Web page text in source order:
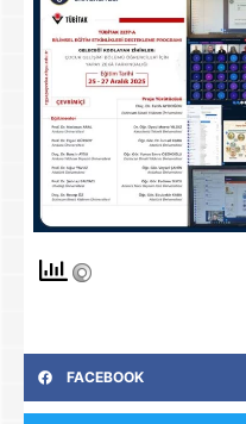
FACEBOOK